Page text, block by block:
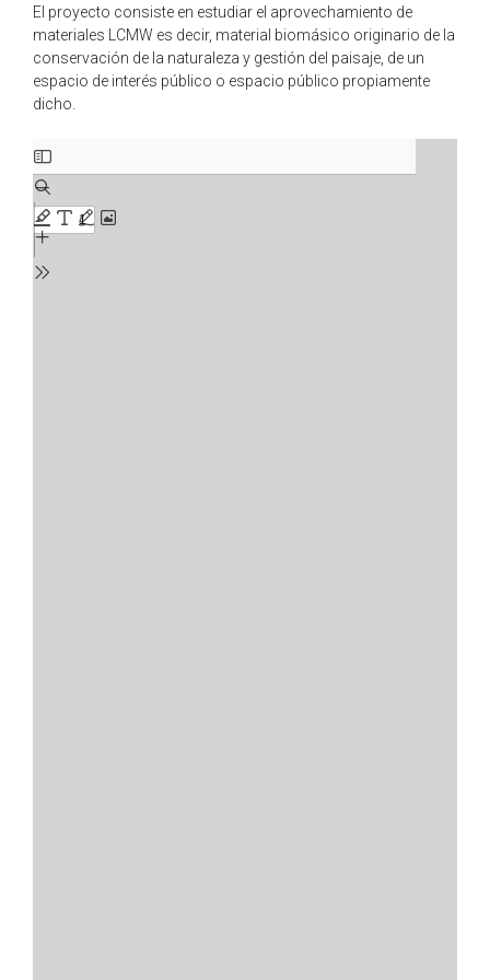
El proyecto consiste en estudiar el aprovechamiento de
materiales LCMW es decir, material biomásico originario de la
conservación de la naturaleza y gestión del paisaje, de un
espacio de interés público o espacio público propiamente
dicho.
Saltar
al
contenido
del
PDF